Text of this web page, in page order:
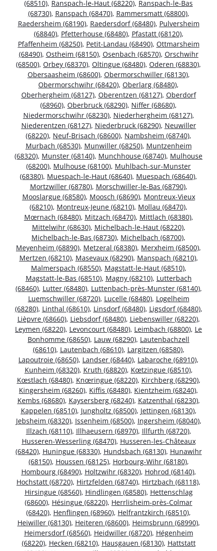
(68510), Ranspach-le-Haut (68220), Ranspach-le-Bas
(68730), Ranspach (68470), Rammersmatt (68800),
Raedersheim (68190), Raedersdorf (68480), Pulversheim
(68840), Pfetterhouse (68480), Pfastatt (68120),
Pfaffenheim (68250), Petit-Landau (68490), Ottmarsheim
(68490), Ostheim (68150), Osenbach (68570), Orschwihr
(68500), Orbey (68370), Oltingue (68480), Oderen (68830),
Obersaasheim (68600), Obermorschwiller (68130),
Obermorschwihr (68420), Oberlarg (68480),
Oberhergheim (68127), Oberentzen (68127), Oberdorf
(68960), Oberbruck (68290), Niffer (68680),
Niedermorschwihr (68230), Niederhergheim (68127),
Niederentzen (68127), Niederbruck (68290), Neuwiller
(68220), Neuf-Brisach (68600), Nambsheim (68740),
Murbach (68530), Munwiller (68250), Muntzenheim
(68320), Munster (68140), Munchhouse (68740), Mulhouse
(68200), Mulhouse (68100), Muhlbach-sur-Munster
(68380), Muespach-le-Haut (68640), Muespach (68640),
Mortzwiller (68780), Morschwiller-le-Bas (68790),
Mooslargue (68580), Moosch (68690), Montreux-Vieux
(68210), Montreux-Jeune (68210), Mollau (68470),
Mœrnach (68480), Mitzach (68470), Mittlach (68380),
Mittelwihr (68630), Michelbach-le-Haut (68220),
Michelbach-le-Bas (68730), Michelbach (68700),
Meyenheim (68890), Metzeral (68380), Merxheim (68500),
Mertzen (68210), Masevaux (68290), Manspach (68210),
Malmerspach (68550), Magstatt-le-Haut (68510),
Magstatt-le-Bas (68510), Magny (68210), Lutterbach
(68460), Lutter (68480), Luttenbach-près-Munster (68140),
Luemschwiller (68720), Lucelle (68480), Logelheim
(68280), Linthal (68610), Linsdorf (68480), Ligsdorf (68480),
Lièpvre (68660), Liebsdorf (68480), Liebenswiller (68220),
Leymen (68220), Levoncourt (68480), Leimbach (68800), Le
Bonhomme (68650), Lauw (68290), Lautenbachzell
(68610), Lautenbach (68610), Largitzen (68580),
Lapoutroie (68650), Landser (68440), Labaroche (68910),
Kunheim (68320), Kruth (68820), Kœtzingue (68510),
Kœstlach (68480), Knœringue (68220), Kirchberg (68290),
Kingersheim (68260), Kiffis (68480), Kientzheim (68240),
Kembs (68680), Kaysersberg (68240), Katzenthal (68230),
Kappelen (68510), Jungholtz (68500), Jettingen (68130),
Jebsheim (68320), Issenheim (68500), Ingersheim (68040),
Illzach (68110), Illhaeusern (68970), Illfurth (68720),
Husseren-Wesserling (68470), Husseren-les-Châteaux
(68420), Huningue (68330), Hundsbach (68130), Hunawihr
(68150), Houssen (68125), Horbourg-Wihr (68180),
Hombourg (68490), Holtzwihr (68320), Hohrod (68140),
Hochstatt (68720), Hirtzfelden (68740), Hirtzbach (68118),
Hirsingue (68560), Hindlingen (68580), Hettenschlag
(68600), Hésingue (68220), Herrlisheim-près-Colmar
(68420), Henflingen (68960), Helfrantzkirch (68510),
Heiwiller (68130), Heiteren (68600), Heimsbrunn (68990),
Heimersdorf (68560), Heidwiller (68720), Hégenheim
(68220), Hecken (68210), Hausgauen (68130), Hattstatt